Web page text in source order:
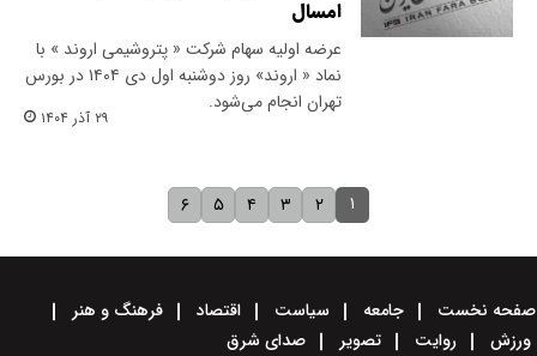
امسال
عرضه اولیه سهام شرکت « پتروشیمی اروند » با
نماد « اروند» روز دوشنبه اول دی ۱۴۰۴ در بورس
تهران انجام می‌شود.
۲۹ آذر ۱۴۰۴
۱ ۲ ۳ ۴ ۵ ۶
صفحه نخست جامعه سیاست اقتصاد
فرهنگ و هنر
ورزش
روایت تصویر صدای شرق